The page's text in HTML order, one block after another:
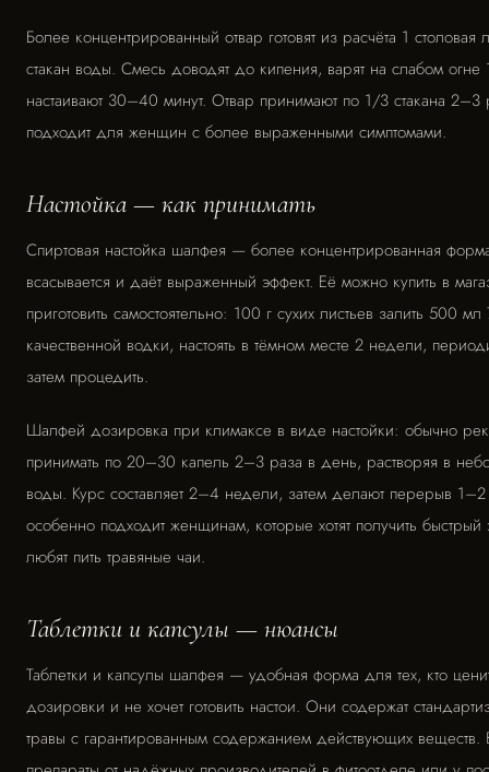
Более концентрированный отвар готовят из расчёта 1 столовая
стакан воды. Смесь доводят до кипения, варят на слабом огне
настаивают 30–40 минут. Отвар принимают по 1/3 стакана
подходит для женщин с более выраженными симптомами.
Настойка — как принимать
Спиртовая настойка шалфея — более концентрированная
всасывается и даёт выраженный эффект. Её можно купить в
приготовить самостоятельно: 100 г сухих листьев залить 500
качественной водки, настоять в тёмном месте 2 недели,
затем процедить.
Шалфей дозировка при климаксе в виде настойки: обычно
принимать по 20–30 капель 2–3 раза в день, растворяя в
воды. Курс составляет 2–4 недели, затем делают перерыв
особенно подходит женщинам, которые хотят получить
любят пить травяные чаи.
Таблетки и капсулы — нюансы
Таблетки и капсулы шалфея — удобная форма для тех, кто
дозировки и не хочет готовить настои. Они содержат
травы с гарантированным содержанием действующих веществ.